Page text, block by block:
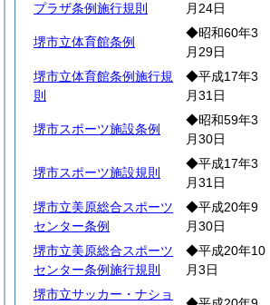
プラザ条例施行規則 月24日
堺市立体育館条例
◆昭和60年3
月29日
堺市立体育館条例施行規
則
◆平成17年3
月31日
堺市スポーツ施設条例
◆昭和59年3
月30日
堺市スポーツ施設規則
◆平成17年3
月31日
堺市立美原総合スポーツ
センター条例
◆平成20年9
月30日
堺市立美原総合スポーツ
センター条例施行規則
◆平成20年10
月3日
堺市立サッカー・ナショ